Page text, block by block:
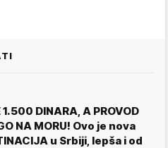
1.500 DINARA, A PROVOD
NA MORU! Ovo je nova
u Srbiji, lepša i od